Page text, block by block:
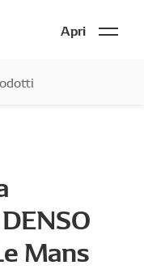
Apri
Mans